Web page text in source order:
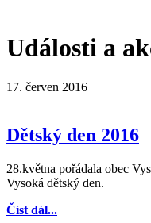
Události a
17. červen 2016
Dětský den 2016
28.května pořádala obec
Vysoká dětský den.
Číst dál...